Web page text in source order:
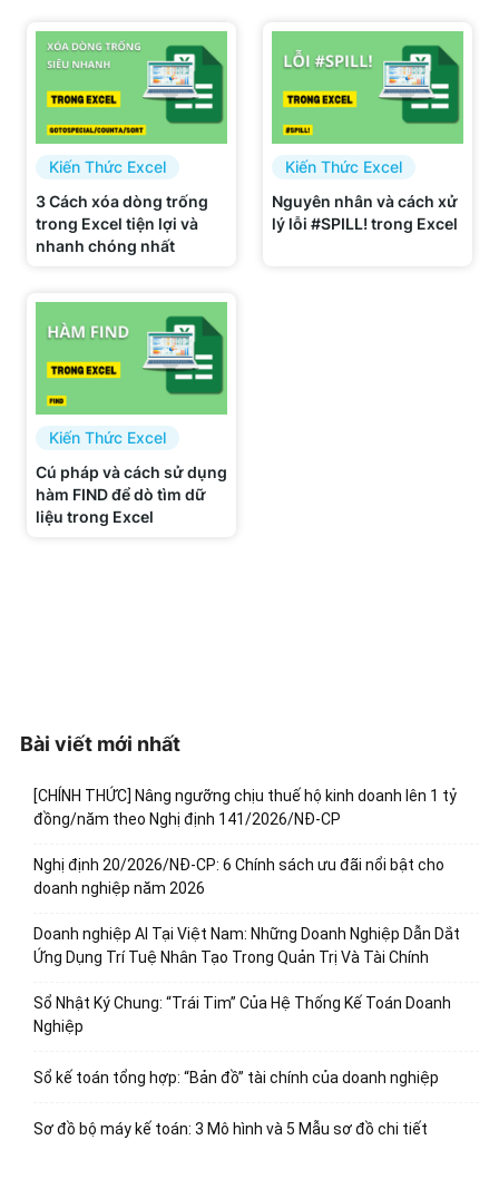
Kiến Thức Excel
3 Cách xóa dòng trống
trong Excel tiện lợi và
nhanh chóng nhất
Kiến Thức Excel
Nguyên nhân và cách xử
lý lỗi #SPILL! trong Excel
Kiến Thức Excel
Cú pháp và cách sử dụng
hàm FIND để dò tìm dữ
liệu trong Excel
Bài viết mới nhất
[CHÍNH THỨC] Nâng ngưỡng chịu thuế hộ kinh doanh lên 1 tỷ
đồng/năm theo Nghị định 141/2026/NĐ-CP
Nghị định 20/2026/NĐ-CP: 6 Chính sách ưu đãi nổi bật cho
doanh nghiệp năm 2026
Doanh nghiệp AI Tại Việt Nam: Những Doanh Nghiệp Dẫn Dắt
Ứng Dụng Trí Tuệ Nhân Tạo Trong Quản Trị Và Tài Chính
Sổ Nhật Ký Chung: “Trái Tim” Của Hệ Thống Kế Toán Doanh
Nghiệp
Sổ kế toán tổng hợp: “Bản đồ” tài chính của doanh nghiệp
Sơ đồ bộ máy kế toán: 3 Mô hình và 5 Mẫu sơ đồ chi tiết